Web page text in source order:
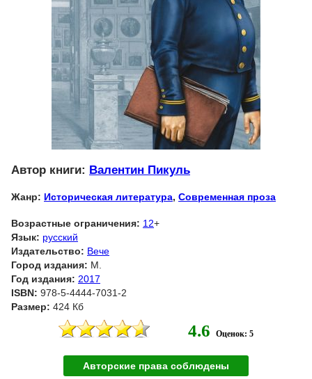
Автор книги: Валентин Пикуль
Жанр: Историческая литература, Современная проза
Возрастные ограничения: 12+
Язык: русский
Издательство: Вече
Город издания: М.
Год издания: 2017
ISBN: 978-5-4444-7031-2
Размер: 424 Кб
4.6 Оценок: 5
Авторские права соблюдены